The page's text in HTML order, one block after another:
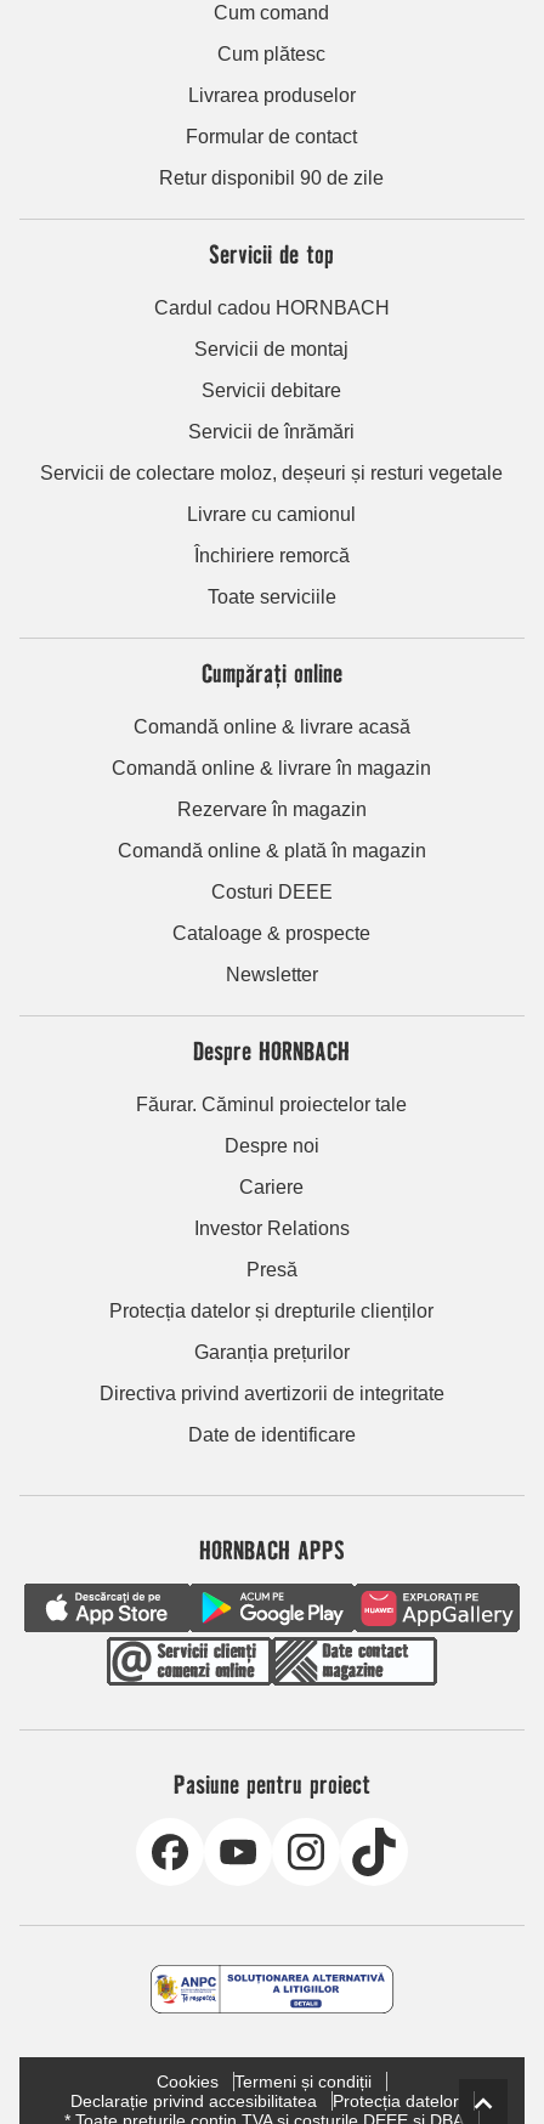
Cum comand
Cum plătesc
Livrarea produselor
Formular de contact
Retur disponibil 90 de zile
Servicii de top
Cardul cadou HORNBACH
Servicii de montaj
Servicii debitare
Servicii de înrămări
Servicii de colectare moloz, deșeuri și resturi vegetale
Livrare cu camionul
Închiriere remorcă
Toate serviciile
Cumpărați online
Comandă online & livrare acasă
Comandă online & livrare în magazin
Rezervare în magazin
Comandă online & plată în magazin
Costuri DEEE
Cataloage & prospecte
Newsletter
Despre HORNBACH
Făurar. Căminul proiectelor tale
Despre noi
Cariere
Investor Relations
Presă
Protecția datelor și drepturile clienților
Garanția prețurilor
Directiva privind avertizorii de integritate
Date de identificare
HORNBACH APPS
Pasiune pentru proiect
Cookies
Termeni și condiții
Declarație privind accesibilitatea
Protecția datelor